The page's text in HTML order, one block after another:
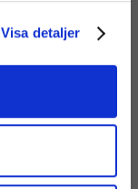
Visa detaljer